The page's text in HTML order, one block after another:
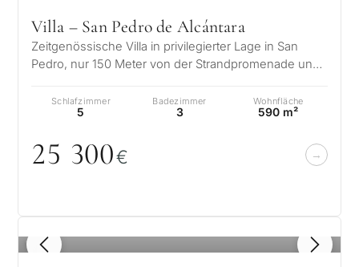
Villa – San Pedro de Alcántara
Zeitgenössische Villa in privilegierter Lage in San
Pedro, nur 150 Meter von der Strandpromenade und
Schlafzimmer
5
Badezimmer
3
Wohnfläche
590 m²
25 300€
1 / 8